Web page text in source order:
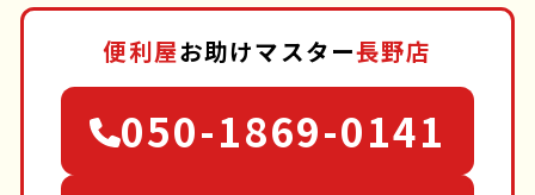
便利屋お助けマスター長野店
050-1869-0141